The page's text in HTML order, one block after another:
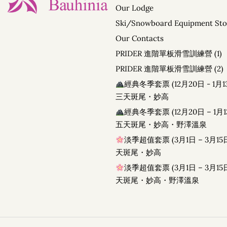
Our Lodge
Ski/Snowboard Equipment
Our Contacts
PRIDER 進階單板滑雪訓練營 (1)
PRIDER 進階單板滑雪訓練營 (2)
經典冬季套票 (12月20日 - 1月
三天斑尾・妙高
經典冬季套票 (12月20日 – 1
五天斑尾・妙高・野澤溫泉
淡季超值套票 (3月1日 – 3月
天斑尾・妙高
淡季超值套票 (3月1日 – 3月
天斑尾・妙高・野澤溫泉
經典冬季套票 (12月20日
經典冬季套票 (12月20
淡季超值套票 (3月1日 –
淡季超值套票 (3月1日